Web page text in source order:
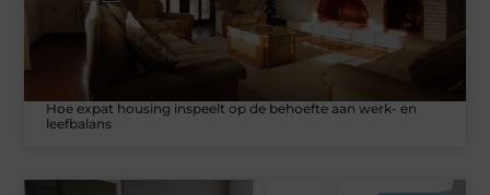
Hoe expat housing inspeelt op de behoefte aan werk- en
leefbalans